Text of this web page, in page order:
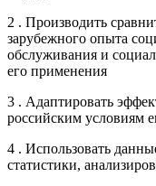
2 . Производить
зарубежного опыта
обслуживания и
его применения
3 . Адаптировать
российским условиям
4 . Использовать
статистики,